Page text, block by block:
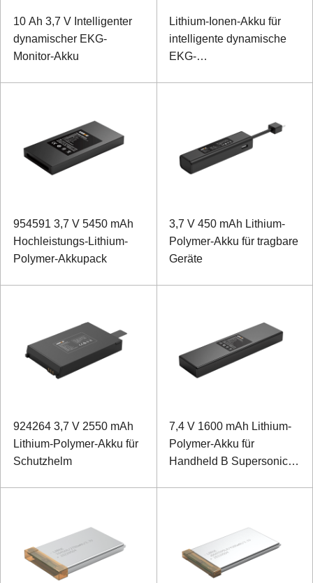
10 Ah 3,7 V Intelligenter
dynamischer EKG-
Monitor-Akku
Lithium-Ionen-Akku für
intelligente dynamische
EKG-
954591 3,7 V 5450 mAh
Hochleistungs-Lithium-
Polymer-Akkupack
3,7 V 450 mAh Lithium-
Polymer-Akku für tragbare
Geräte
924264 3,7 V 2550 mAh
Lithium-Polymer-Akku für
Schutzhelm
7,4 V 1600 mAh Lithium-
Polymer-Akku für
Handheld B Supersonic